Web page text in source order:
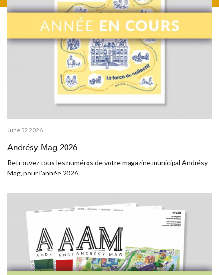
June 02 2026
Andrésy Mag 2026
Retrouvez tous les numéros de votre magazine municipal Andrésy
Mag, pour l'année 2026.